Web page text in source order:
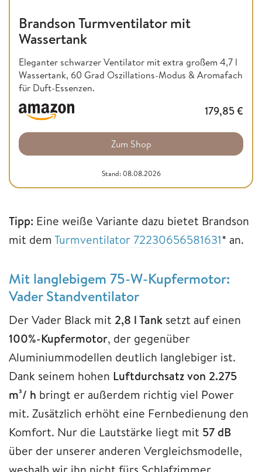
Brandson Turmventilator mit
Wassertank
Eleganter schwarzer Ventilator mit extra großem 4,7 l
Wassertank, 60 Grad Oszillations-Modus & Aromafach
für Duft-Essenzen.
179,85€
Zum Shop
Stand: 08.08.2026
Tipp: Eine weiße Variante dazu bietet Brandson
mit dem Turmventilator 72230656581631* an.
Mit langlebigem 75-W-Kupfermotor:
Vader Standventilator
Der Vader Black mit 2,8 l Tank setzt auf einen
100%-Kupfermotor, der gegenüber
Aluminiummodellen deutlich langlebiger ist.
Dank seinem hohen Luftdurchsatz von 2.275
m³/ h bringt er außerdem richtig viel Power
mit. Zusätzlich erhöht eine Fernbedienung den
Komfort. Nur die Lautstärke liegt mit 57 dB
über der unserer anderen Vergleichsmodelle,